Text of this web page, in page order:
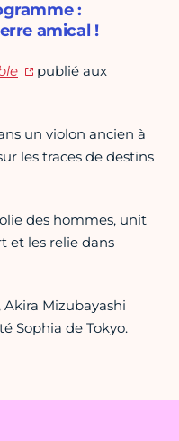
:
amical !
publié aux
un violon ancien à
les traces de destins
des hommes, unit
et les relie dans
Mizubayashi
Sophia de Tokyo.